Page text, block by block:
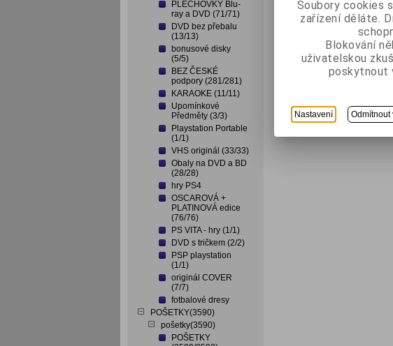
PLECHOVKY Blu-
ray a DVD (71/71)
DVD bez přebalu
(13/13)
bonusové disky
(5/5)
BEZ ČESKÉ
podpory (281/281)
KARAOKE (11/11)
Upomínkové
Předměty (3/3)
Playstation Portable
(1/1)
VHS originál (33/33)
Obaly na DVD a BD
(28/28)
hry PS4
OSCAROVÁ +
PLATINOVÁ edice
(76/76)
PS VITA - hry (1/1)
DVD s tričkem (2/2)
PSP playstation
(1/1)
originál COVER
(7/7)
fotbalové dresy
POŠETKY(3590)
pošetky(3590)
POŠETKY
Soubory cookies
zařízení děláte.
Blokování
uživatelskou
poskytnout
Nastavení Odmítnout